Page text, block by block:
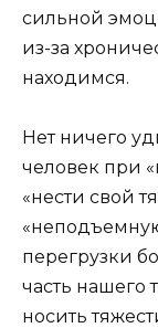
сильной
из-за
находимся.
Нет ничего
человек при
«нести свой
перегрузки
часть нашего
носить